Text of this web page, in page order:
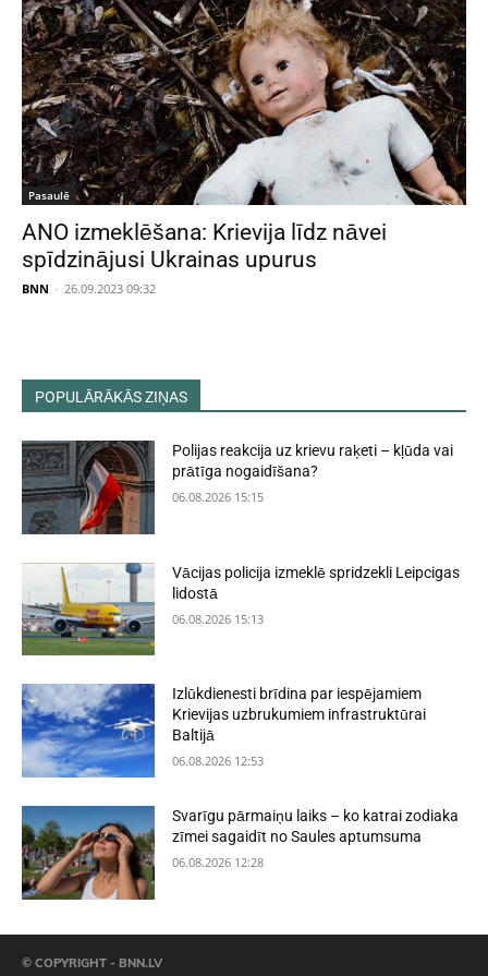
Pasaulē
ANO izmeklēšana: Krievija līdz nāvei
spīdzinājusi Ukrainas upurus
BNN - 26.09.2023 09:32
POPULĀRĀKĀS ZIŅAS
Polijas reakcija uz krievu raķeti – kļūda vai
prātīga nogaidīšana?
06.08.2026 15:15
Vācijas policija izmeklē spridzekli Leipcigas
lidostā
06.08.2026 15:13
Izlūkdienesti brīdina par iespējamiem
Krievijas uzbrukumiem infrastruktūrai
Baltijā
06.08.2026 12:53
Svarīgu pārmaiņu laiks – ko katrai zodiaka
zīmei sagaidīt no Saules aptumsuma
06.08.2026 12:28
© COPYRIGHT - BNN.LV